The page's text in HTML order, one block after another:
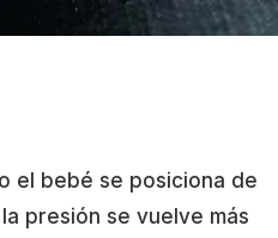
el bebé se posiciona de
presión se vuelve más